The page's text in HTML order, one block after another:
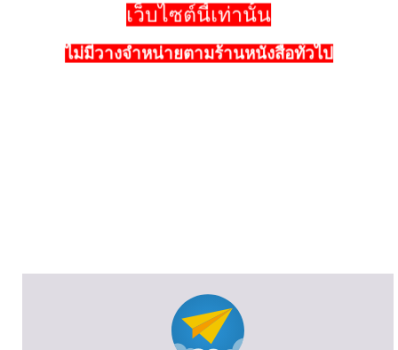
เว็บไซต์นี้เท่านั้น
ไม่มีวางจำหน่ายตามร้านหนังสือทั่วไป